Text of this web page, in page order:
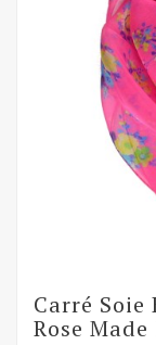
Carré Soie
Rose